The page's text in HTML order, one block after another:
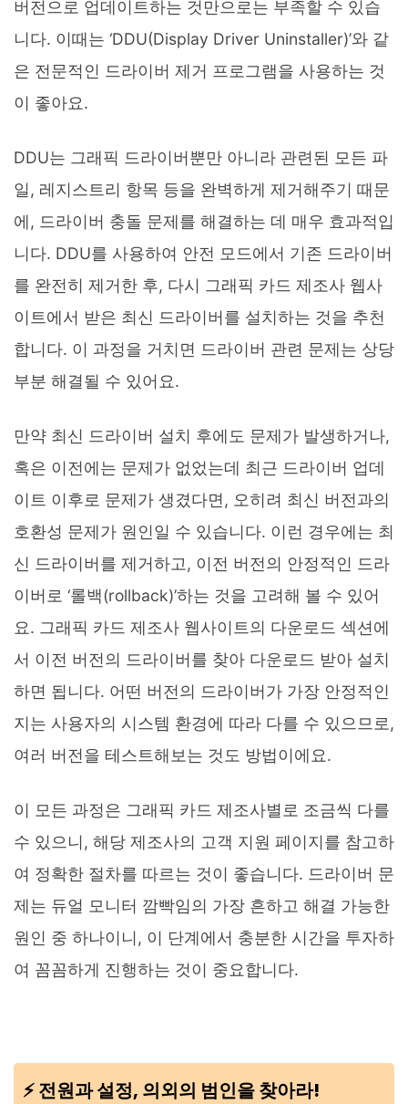
버전으로 업데이트하는 것만으로는 부족할 수 있습
니다. 이때는 ‘DDU(Display Driver Uninstaller)’와 같
은 전문적인 드라이버 제거 프로그램을 사용하는 것
이 좋아요.
DDU는 그래픽 드라이버뿐만 아니라 관련된 모든 파
일, 레지스트리 항목 등을 완벽하게 제거해주기 때문
에, 드라이버 충돌 문제를 해결하는 데 매우 효과적입
니다. DDU를 사용하여 안전 모드에서 기존 드라이버
를 완전히 제거한 후, 다시 그래픽 카드 제조사 웹사
이트에서 받은 최신 드라이버를 설치하는 것을 추천
합니다. 이 과정을 거치면 드라이버 관련 문제는 상당
부분 해결될 수 있어요.
만약 최신 드라이버 설치 후에도 문제가 발생하거나,
혹은 이전에는 문제가 없었는데 최근 드라이버 업데
이트 이후로 문제가 생겼다면, 오히려 최신 버전과의
호환성 문제가 원인일 수 있습니다. 이런 경우에는 최
신 드라이버를 제거하고, 이전 버전의 안정적인 드라
이버로 ‘롤백(rollback)’하는 것을 고려해 볼 수 있어
요. 그래픽 카드 제조사 웹사이트의 다운로드 섹션에
서 이전 버전의 드라이버를 찾아 다운로드 받아 설치
하면 됩니다. 어떤 버전의 드라이버가 가장 안정적인
지는 사용자의 시스템 환경에 따라 다를 수 있으므로,
여러 버전을 테스트해보는 것도 방법이에요.
이 모든 과정은 그래픽 카드 제조사별로 조금씩 다를
수 있으니, 해당 제조사의 고객 지원 페이지를 참고하
여 정확한 절차를 따르는 것이 좋습니다. 드라이버 문
제는 듀얼 모니터 깜빡임의 가장 흔하고 해결 가능한
원인 중 하나이니, 이 단계에서 충분한 시간을 투자하
여 꼼꼼하게 진행하는 것이 중요합니다.
⚡ 전원과 설정, 의외의 범인을 찾아라!